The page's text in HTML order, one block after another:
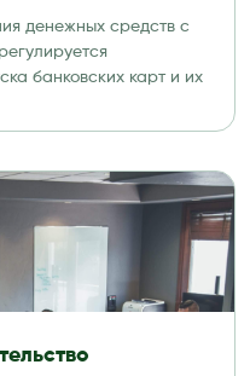
денежных средств с
банковских карт и их